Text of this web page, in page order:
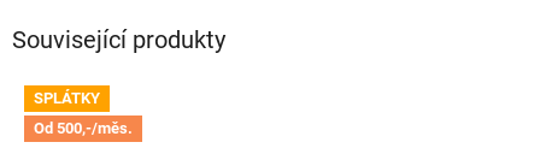
Související produkty
SPLÁTKY
Od 500,-/měs.